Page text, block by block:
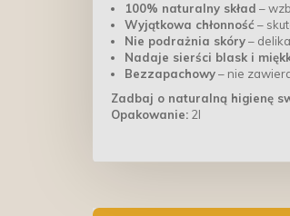
100% naturalny skład –
Wyjątkowa chłonność –
Nie podrażnia skóry–
Nadaje sierści blask i
Bezzapachowy– nie
Zadbaj o naturalną higienę
Opakowanie: 2l